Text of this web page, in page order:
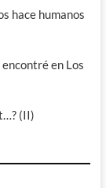
hace humanos
en Los
(II)